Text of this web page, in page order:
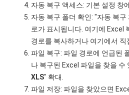
자동 복구 액세스: 기본 설정 창
자동 복구 폴더 확인: "자동 복
로가 표시됩니다. 여기에 Excel
경로를 복사하거나 여기에서 직
파일 복구: 파일 경로에 언급된
나 복구된 Excel 파일을 찾을 수
XLS" 확대.
파일 저장: 파일을 찾았으면